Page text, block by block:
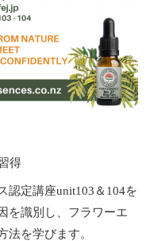
得
認定講座unit103＆104を
を識別し、フラワーエ
法を学びます。